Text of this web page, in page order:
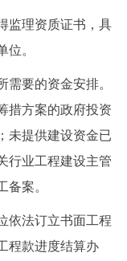
理资质证书，具
位。
要的资金安排。
措方案的政府投资
未提供建设资金已
行业工程建设主管
备案。
法订立书面工程
程款进度结算办